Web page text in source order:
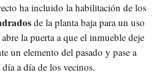
ha incluido la habilitación de los
de la planta baja para un uso
la puerta a que el inmueble deje
un elemento del pasado y pase a
a día de los vecinos.